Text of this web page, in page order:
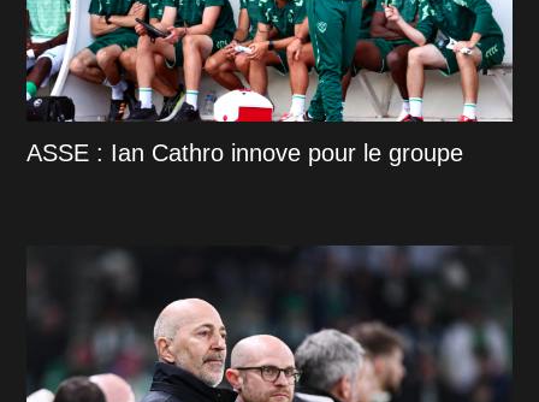
ASSE : Ian Cathro innove pour le groupe